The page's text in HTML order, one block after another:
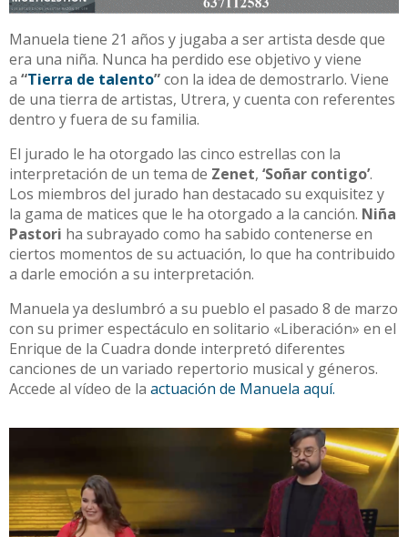
Manuela tiene 21 años y jugaba a ser artista desde que
era una niña. Nunca ha perdido ese objetivo y viene
a “Tierra de talento”con la idea de demostrarlo. Viene
de una tierra de artistas, Utrera, y cuenta con referentes
dentro y fuera de su familia.
El jurado le ha otorgado las cinco estrellas con la
interpretación de un tema de Zenet, ‘Soñar contigo’.
Los miembros del jurado han destacado su exquisitez y
la gama de matices que le ha otorgado a la canción. Niña
Pastori ha subrayado como ha sabido contenerse en
ciertos momentos de su actuación, lo que ha contribuido
a darle emoción a su interpretación.
Manuela ya deslumbró a su pueblo el pasado 8 de marzo
con su primer espectáculo en solitario «Liberación» en el
Enrique de la Cuadra donde interpretó diferentes
canciones de un variado repertorio musical y géneros.
Accede al vídeo de la actuación de Manuela aquí.